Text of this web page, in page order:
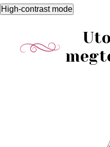
High-contrast mode